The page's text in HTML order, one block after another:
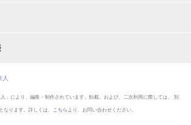
」により、編集・制作されています。転載、および、二次利用に際しては、 別
なります。詳しくは、 こちら より、お問い合わせください。